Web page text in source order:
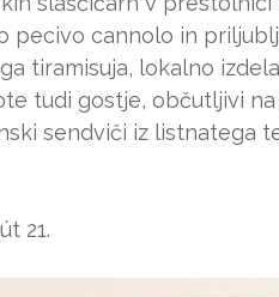
pecivo cannolo in
tiramisuja, lokalno
tudi gostje, občutljivi
sendviči iz listnatega
21.